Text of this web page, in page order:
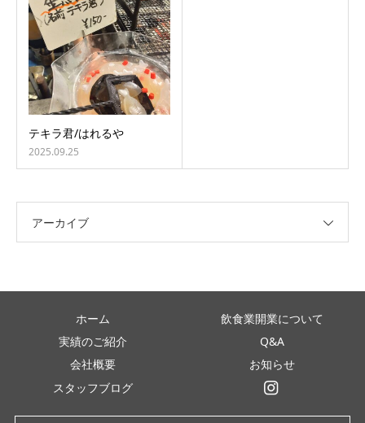
テキラ君/はれるや
2025.09.25
アーカイブ
ホーム
飲食業開業について
実績のご紹介
Q&A
会社概要
お知らせ
スタッフブログ